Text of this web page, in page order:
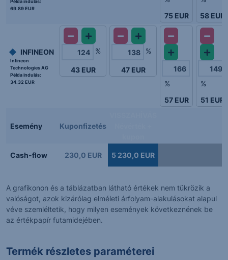
Példa indulás:
69.89 EUR
75 EUR
58 EUR
INFINEON
Infineon
Technologies AG
Példa indulás:
34.32 EUR
%
43 EUR
%
47 EUR
%
57 EUR
%
51 EUR
Esemény Kuponfizetés
Cash-flow 230,0 EUR 5 230,0 EUR
A grafikonon és a táblázatban látható értékek nem tükrözik a
valóságot, azok kizárólag elméleti árfolyam-alakulásokat alapul
véve szemléltetik, hogy milyen események következnének be
az értékpapír futamidejében.
Termék részletes paraméterei